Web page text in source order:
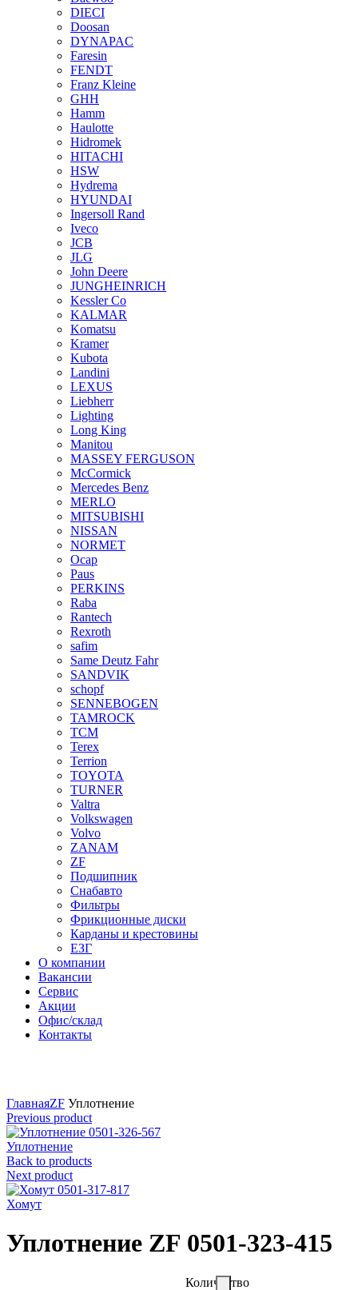
DIECI
Doosan
DYNAPAC
Faresin
FENDT
Franz Kleine
GHH
Hamm
Haulotte
Hidromek
HITACHI
HSW
Hydrema
HYUNDAI
Ingersoll Rand
Iveco
JCB
JLG
John Deere
JUNGHEINRICH
Kessler Co
KALMAR
Komatsu
Kramer
Kubota
Landini
LEXUS
Liebherr
Lighting
Long King
Manitou
MASSEY FERGUSON
McCormick
Mercedes Benz
MERLO
MITSUBISHI
NISSAN
NORMET
Ocap
Paus
PERKINS
Raba
Rantech
Rexroth
safim
Same Deutz Fahr
SANDVIK
schopf
SENNEBOGEN
TAMROCK
TCM
Terex
Terrion
TOYOTA
TURNER
Valtra
Volkswagen
Volvo
ZANAM
ZF
Подшипник
Снабавто
Фильтры
Фрикционные диски
Карданы и крестовины
ЕЗГ
О компании
Вакансии
Сервис
Акции
Офис/склад
Контакты
ГлавнаяZF Уплотнение
Previous product
Уплотнение
Back to products
Next product
Хомут
Уплотнение ZF 0501-323-415
Количество